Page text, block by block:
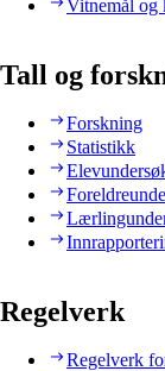
Vitnemål og
Tall og
Forskning
Statistikk
Regelverk
Regelverk